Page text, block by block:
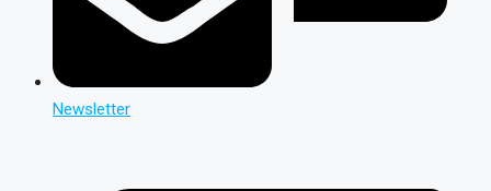
Newsletter